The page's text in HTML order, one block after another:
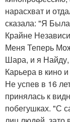
нарасхват и
сказала: "Я
Крайне
Меня Теперь
Шара, и я
Карьера в кино
Не успев в 16
принялась к
побегушках. "С